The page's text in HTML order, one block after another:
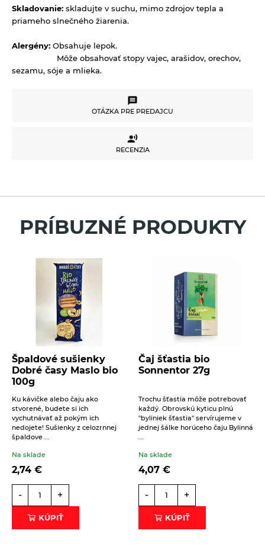
Skladovanie: skladujte v suchu, mimo zdrojov tepla a
priameho slnečného žiarenia.
Alergény: Obsahuje lepok.
Môže obsahovať stopy vajec, arašidov, orechov,
sezamu, sóje a mlieka.
OTÁZKA PRE PREDAJCU
OTÁZKA PRE PREDAJCU
Beriem na vedomie spracovanie osobných údajov.
ODOSLAŤ
RECENZIA
Pre vloženie recenzie musíte byť prihlásení
PRÍBUZNÉ PRODUKTY
Špaldové sušienky
Dobré časy Maslo bio
100g
Ku kávičke alebo čaju ako
stvorené, budete si ich
vychutnávať až pokým ich
nedojete! Sušienky z celozrnnej
špaldove ...
Na sklade
2,74 €
- +
KÚPIŤ
Čaj šťastia bio
Sonnentor 27g
Trochu šťastia môže potrebovať
každý. Obrovskú kyticu plnú
"byliniek šťastia" servírujeme v
jednej šálke horúceho čaju Bylinná
...
Na sklade
4,07 €
- +
KÚPIŤ